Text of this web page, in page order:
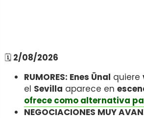
🗓️ 2/08/2026
RUMORES: Enes Ünal quiere
el Sevilla aparece en
ofrece como alternativa
NEGOCIACIONES MUY